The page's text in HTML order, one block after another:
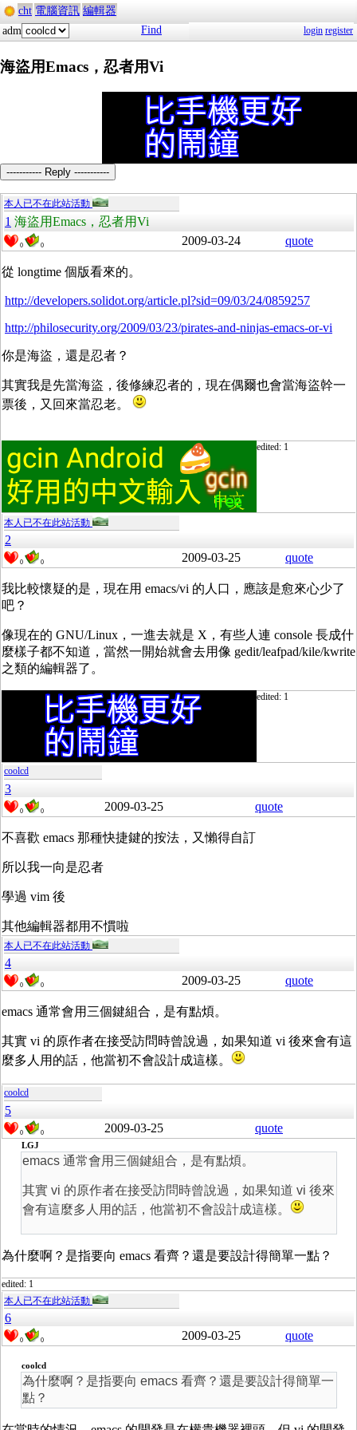
cht 電腦資訊 編輯器
adm
Find login register
海盜用Emacs，忍者用Vi
----------- Reply -----------
本人已不在此站活動
1 海盜用Emacs，忍者用Vi
0 0 2009-03-24 quote
從 longtime 個版看來的。
http://developers.solidot.org/article.pl?sid=09/03/24/0859257
http://philosecurity.org/2009/03/23/pirates-and-ninjas-emacs-or-vi
你是海盜，還是忍者？
其實我是先當海盜，後修練忍者的，現在偶爾也會當海盜幹一
票後，又回來當忍老。
edited: 1
本人已不在此站活動
2
0 0 2009-03-25 quote
我比較懷疑的是，現在用 emacs/vi 的人口，應該是愈來心少了
吧？
像現在的 GNU/Linux，一進去就是 X，有些人連 console 長成什
麼樣子都不知道，當然一開始就會去用像 gedit/leafpad/kile/kwrite
之類的編輯器了。
edited: 1
coolcd
3
0 0 2009-03-25 quote
不喜歡 emacs 那種快捷鍵的按法，又懶得自訂
所以我一向是忍者
學過 vim 後
其他編輯器都用不慣啦
本人已不在此站活動
4
0 0 2009-03-25 quote
emacs 通常會用三個鍵組合，是有點煩。
其實 vi 的原作者在接受訪問時曾說過，如果知道 vi 後來會有這
麼多人用的話，他當初不會設計成這樣。
coolcd
5
0 0 2009-03-25 quote
LGJ
emacs 通常會用三個鍵組合，是有點煩。
其實 vi 的原作者在接受訪問時曾說過，如果知道 vi 後來
會有這麼多人用的話，他當初不會設計成這樣。
為什麼啊？是指要向 emacs 看齊？還是要設計得簡單一點？
edited: 1
本人已不在此站活動
6
0 0 2009-03-25 quote
coolcd
為什麼啊？是指要向 emacs 看齊？還是要設計得簡單一
點？